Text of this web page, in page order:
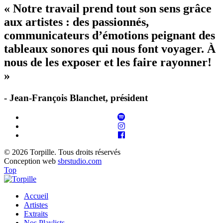
« Notre travail prend tout son sens grâce
aux artistes : des passionnés,
communicateurs d’émotions peignant des
tableaux sonores qui nous font voyager. À
nous de les exposer et les faire rayonner!
»
- Jean-François Blanchet, président
© 2026 Torpille. Tous droits réservés
Conception web sbrstudio.com
Top
Accueil
Artistes
Extraits